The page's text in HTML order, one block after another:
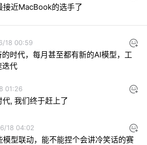
接近MacBook的选手了
18 00:59
时代，每月甚至都有新的AI模型，工
迭代
01:26
, 我们终于赶上了
18 04:02
模型联动，能不能捏个会讲冷笑话的赛